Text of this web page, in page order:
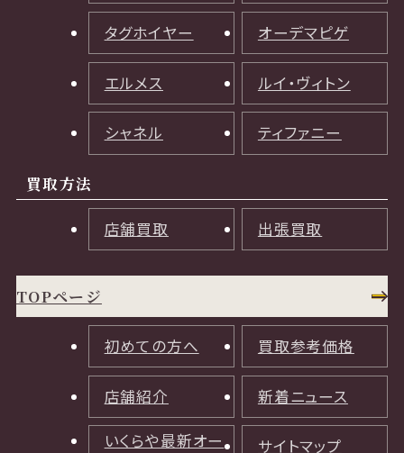
タグホイヤー オーデマピゲ
エルメス ルイ・ヴィトン
シャネル ティファニー
買取方法
店舗買取 出張買取
TOPページ
初めての方へ 買取参考価格
店舗紹介 新着ニュース
いくらや最新オー
サイトマップ